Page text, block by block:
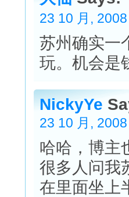
23 10 月,
苏州确实一
玩。机会是
NickyYe
23 10 月,
哈哈，博主
很多人问我
在里面坐上